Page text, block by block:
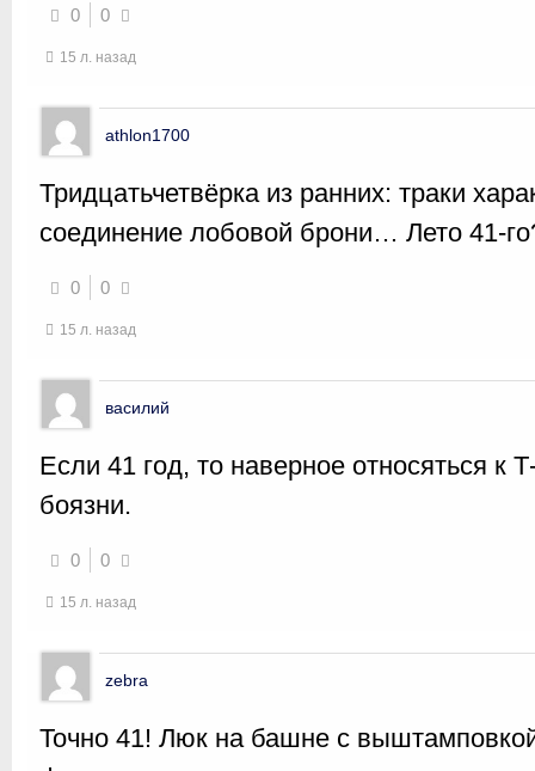
0 0
15 л. назад
athlon1700
Тридцатьчетвёрка из ранних: траки
соединение лобовой брони… Лето 41-
0 0
15 л. назад
василий
Если 41 год, то наверное относяться к
боязни.
0 0
15 л. назад
zebra
Точно 41! Люк на башне с